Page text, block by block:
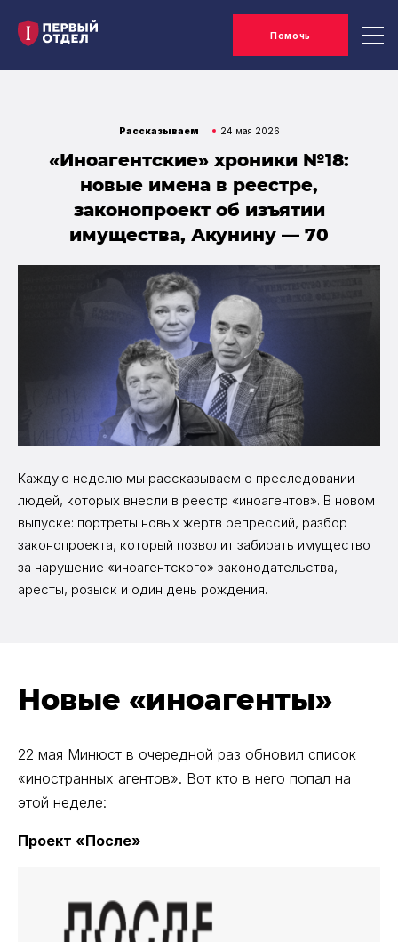
Помочь
Рассказываем 24 мая 2026
«Иноагентские» хроники №18:
новые имена в реестре,
законопроект об изъятии
имущества, Акунину — 70
Каждую неделю мы рассказываем о преследовании
людей, которых внесли в реестр «иноагентов». В новом
выпуске: портреты новых жертв репрессий, разбор
законопроекта, который позволит забирать имущество
за нарушение «иноагентского» законодательства,
аресты, розыск и один день рождения.
Новые «иноагенты»
22 мая Минюст в очередной раз обновил список
«иностранных агентов». Вот кто в него попал на
этой неделе:
Проект «После»